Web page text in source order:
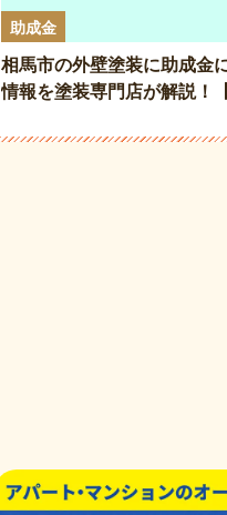
助成金
相馬市の外壁塗装に助成金
情報を塗装専門店が解説！